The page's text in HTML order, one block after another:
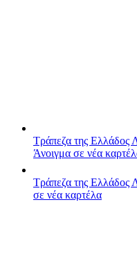
Τράπεζα της Ελλάδος
Άνοιγμα σε νέα
Τράπεζα της Ελλάδος
σε νέα καρτέλα